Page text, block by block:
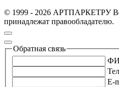
© 1999 - 2026 АРТПАРКЕТРУ
принадлежат правообладателю.
Обратная связь
E-